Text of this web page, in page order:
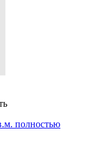
полностью